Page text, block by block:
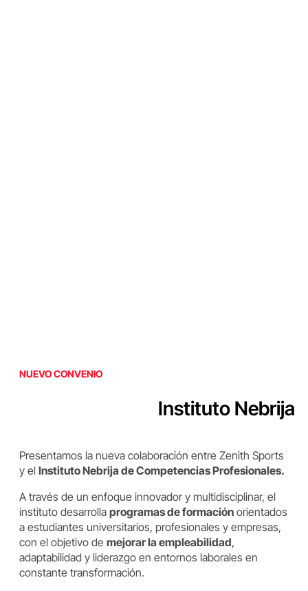
NUEVO CONVENIO
Instituto Nebrija
Presentamos la nueva colaboración entre Zenith Sports
y el Instituto Nebrija de Competencias Profesionales.
A través de un enfoque innovador y multidisciplinar, el
instituto desarrolla programas de formación orientados
a estudiantes universitarios, profesionales y empresas,
con el objetivo de mejorar la empleabilidad,
adaptabilidad y liderazgo en entornos laborales en
constante transformación.